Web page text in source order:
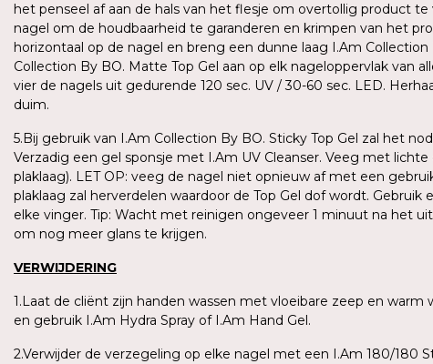
het penseel af aan de hals van het flesje om overtollig product te
nagel om de houdbaarheid te garanderen en krimpen van het
horizontaal op de nagel en breng een dunne laag I.Am
Collection By BO. Matte Top Gel aan op elk nageloppervlak van
vier de nagels uit gedurende 120 sec. UV / 30-60 sec. LED.
duim.
5.Bij gebruik van I.Am Collection By BO. Sticky Top Gel zal het
Verzadig een gel sponsje met I.Am UV Cleanser. Veeg met
plaklaag). LET OP: veeg de nagel niet opnieuw af met een
plaklaag zal herverdelen waardoor de Top Gel dof wordt.
elke vinger. Tip: Wacht met reinigen ongeveer 1 minuut na het
om nog meer glans te krijgen.
VERWIJDERING
1.Laat de cliënt zijn handen wassen met vloeibare zeep en
en gebruik I.Am Hydra Spray of I.Am Hand Gel.
2.Verwijder de verzegeling op elke nagel met een I.Am 180/180